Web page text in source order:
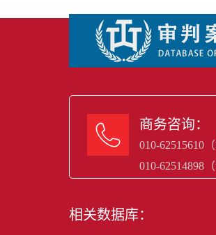
 商务咨询：
010-62515610
010-62514898
相关数据库：